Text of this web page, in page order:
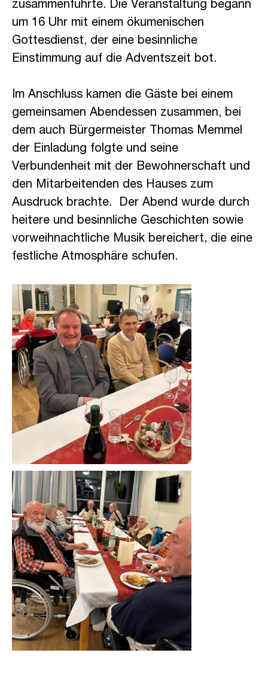
zusammenführte. Die Veranstaltung begann
um 16 Uhr mit einem ökumenischen
Gottesdienst, der eine besinnliche
Einstimmung auf die Adventszeit bot.
Im Anschluss kamen die Gäste bei einem
gemeinsamen Abendessen zusammen, bei
dem auch Bürgermeister Thomas Memmel
der Einladung folgte und seine
Verbundenheit mit der Bewohnerschaft und
den Mitarbeitenden des Hauses zum
Ausdruck brachte. Der Abend wurde durch
heitere und besinnliche Geschichten sowie
vorweihnachtliche Musik bereichert, die eine
festliche Atmosphäre schufen.